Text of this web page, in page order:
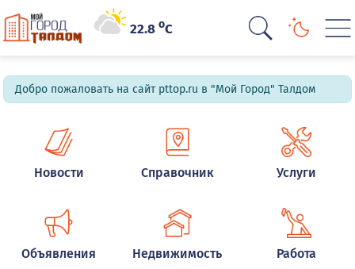
22.8oC
Добро пожаловать на сайт pttop.ru в "Мой Город" Талдом
Новости Справочник Услуги
Объявления Недвижимость Работа